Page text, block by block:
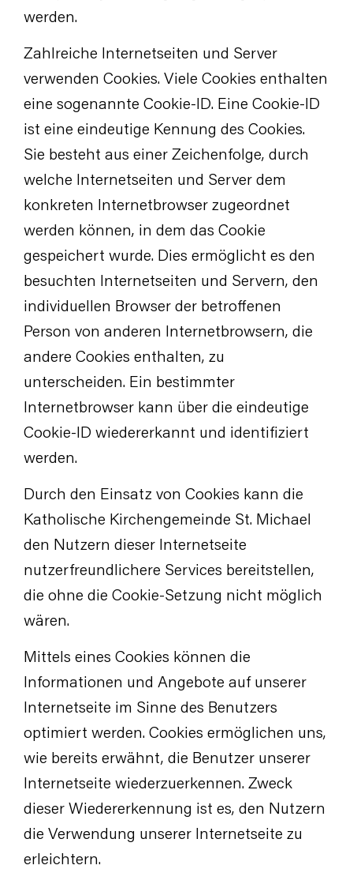
werden.
Zahlreiche Internetseiten und Server
verwenden Cookies. Viele Cookies enthalten
eine sogenannte Cookie-ID. Eine Cookie-ID
ist eine eindeutige Kennung des Cookies.
Sie besteht aus einer Zeichenfolge, durch
welche Internetseiten und Server dem
konkreten Internetbrowser zugeordnet
werden können, in dem das Cookie
gespeichert wurde. Dies ermöglicht es den
besuchten Internetseiten und Servern, den
individuellen Browser der betroffenen
Person von anderen Internetbrowsern, die
andere Cookies enthalten, zu
unterscheiden. Ein bestimmter
Internetbrowser kann über die eindeutige
Cookie-ID wiedererkannt und identifiziert
werden.
Durch den Einsatz von Cookies kann die
Katholische Kirchengemeinde St. Michael
den Nutzern dieser Internetseite
nutzerfreundlichere Services bereitstellen,
die ohne die Cookie-Setzung nicht möglich
wären.
Mittels eines Cookies können die
Informationen und Angebote auf unserer
Internetseite im Sinne des Benutzers
optimiert werden. Cookies ermöglichen uns,
wie bereits erwähnt, die Benutzer unserer
Internetseite wiederzuerkennen. Zweck
dieser Wiedererkennung ist es, den Nutzern
die Verwendung unserer Internetseite zu
erleichtern.